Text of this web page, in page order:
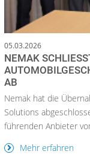
05.03.2026
NEMAK
B
Nemak hat die
Solutions
führenden Anbieter
Mehr erfahren